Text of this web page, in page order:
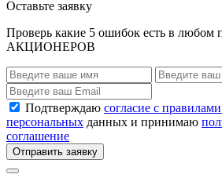
Оставьте заявку
Проверь какие 5 ошибок есть в любом
АКЦИОНЕРОВ
Подтверждаю согласие с
персональных данных и принимаю
соглашение
Отправить заявку